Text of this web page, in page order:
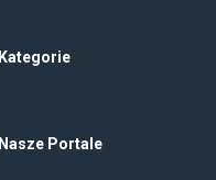
Kategorie
Nasze Portale